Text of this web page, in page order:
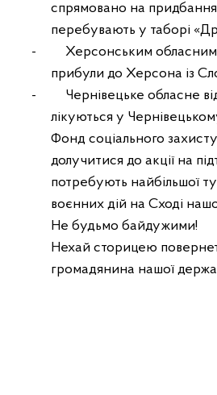
спрямовано на придбання
перебувають у таборі
-
Херсонським обласним
прибули до Херсона із
-
Чернівецьке обласне
лікуються у
Фонд соціального захисту
долучитися до акції на
потребують найбільшої
воєнних дій на Сході
Не будьмо байдужими!
Нехай сторицею
громадянина нашої